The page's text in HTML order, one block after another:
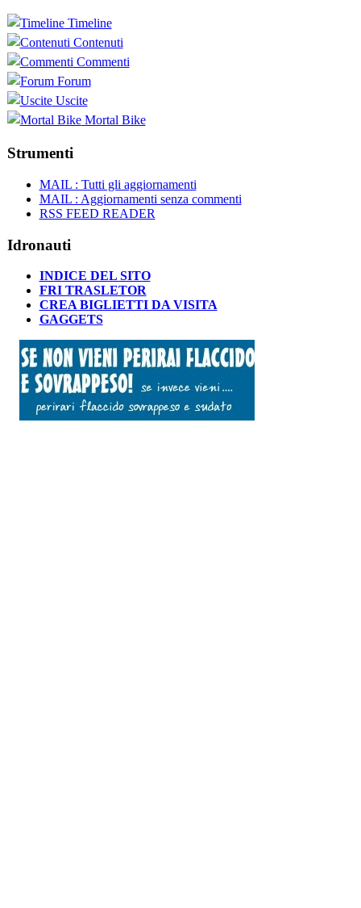
Timeline
Contenuti
Commenti
Forum
Uscite
Mortal Bike
Strumenti
MAIL : Tutti gli aggiornamenti
MAIL : Aggiornamenti senza commenti
RSS FEED READER
Idronauti
INDICE DEL SITO
FRI TRASLETOR
CREA BIGLIETTI DA VISITA
GAGGETS